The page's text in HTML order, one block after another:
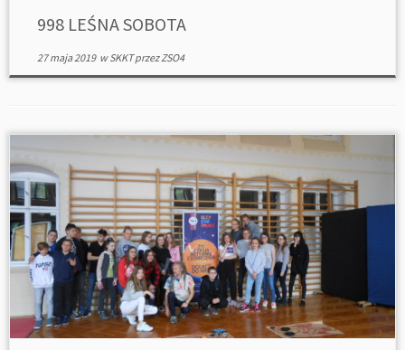
998 LEŚNA SOBOTA
27 maja 2019wSKKTprzezZSO4